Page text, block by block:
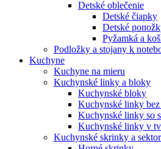
Detské oblečenie
Detské čiapky
Detské
Pyžamká a
Podložky a stojany k
Kuchyne
Kuchyne na mieru
Kuchynské linky a bloky
Kuchynské bloky
Kuchynské linky
Kuchynské linky so
Kuchynské linky v
Kuchynské skrinky a